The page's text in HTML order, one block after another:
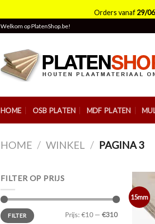
Orders vanaf29/
Welkom op PlatenShop.be!
HOME OSB PLATEN MDF PLATEN
HOME / WINKEL / PAGINA 3
FILTER OP PRIJS
Min.
prijs
Max.
prijsFILTER Prijs: €10 — €310
15mm